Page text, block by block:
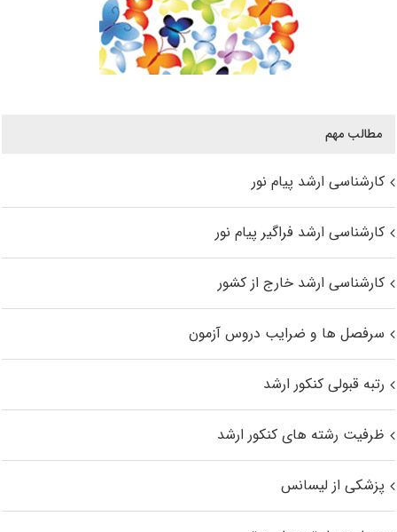
مطالب مهم
کارشناسی ارشد پیام نور
کارشناسی ارشد فراگیر پیام نور
کارشناسی ارشد خارج از کشور
سرفصل ها و ضرایب دروس آزمون
رتبه قبولی کنکور ارشد
ظرفیت رشته های کنکور ارشد
پزشکی از لیسانس